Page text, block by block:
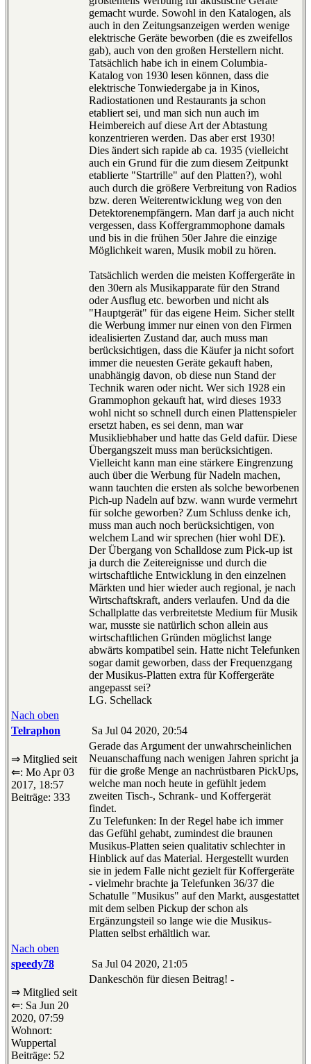
gemacht wurde. Sowohl in den Katalogen, als
auch in den Zeitungsanzeigen werden wenige
elektrische Geräte beworben (die es zweifellos
gab), auch von den großen Herstellern nicht.
Tatsächlich habe ich in einem Columbia-
Katalog von 1930 lesen können, dass die
elektrische Tonwiedergabe ja in Kinos,
Radiostationen und Restaurants ja schon
etabliert sei, und man sich nun auch im
Heimbereich auf diese Art der Abtastung
konzentrieren werden. Das aber erst 1930!
Dies ändert sich rapide ab ca. 1935 (vielleicht
auch ein Grund für die zum diesem Zeitpunkt
etablierte "Startrille" auf den Platten?), wohl
auch durch die größere Verbreitung von Radios
bzw. deren Weiterentwicklung weg von den
Detektorenempfängern. Man darf ja auch nicht
vergessen, dass Koffergrammophone damals
und bis in die frühen 50er Jahre die einzige
Möglichkeit waren, Musik mobil zu hören.
Tatsächlich werden die meisten Koffergeräte in
den 30ern als Musikapparate für den Strand
oder Ausflug etc. beworben und nicht als
"Hauptgerät" für das eigene Heim. Sicher stellt
die Werbung immer nur einen von den Firmen
idealisierten Zustand dar, auch muss man
berücksichtigen, dass die Käufer ja nicht sofort
immer die neuesten Geräte gekauft haben,
unabhängig davon, ob diese nun Stand der
Technik waren oder nicht. Wer sich 1928 ein
Grammophon gekauft hat, wird dieses 1933
wohl nicht so schnell durch einen Plattenspieler
ersetzt haben, es sei denn, man war
Musikliebhaber und hatte das Geld dafür. Diese
Übergangszeit muss man berücksichtigen.
Vielleicht kann man eine stärkere Eingrenzung
auch über die Werbung für Nadeln machen,
wann tauchten die ersten als solche beworbenen
Pich-up Nadeln auf bzw. wann wurde vermehrt
für solche geworben? Zum Schluss denke ich,
muss man auch noch berücksichtigen, von
welchem Land wir sprechen (hier wohl DE).
Der Übergang von Schalldose zum Pick-up ist
ja durch die Zeitereignisse und durch die
wirtschaftliche Entwicklung in den einzelnen
Märkten und hier wieder auch regional, je nach
Wirtschaftskraft, anders verlaufen. Und da die
Schallplatte das verbreitetste Medium für Musik
war, musste sie natürlich schon allein aus
wirtschaftlichen Gründen möglichst lange
abwärts kompatibel sein. Hatte nicht Telefunken
sogar damit geworben, dass der Frequenzgang
der Musikus-Platten extra für Koffergeräte
angepasst sei?
LG. Schellack
Nach oben
Telraphon
Sa Jul 04 2020, 20:54
⇒ Mitglied seit
⇐: Mo Apr 03
2017, 18:57
Beiträge: 333
Gerade das Argument der unwahrscheinlichen
Neuanschaffung nach wenigen Jahren spricht ja
für die große Menge an nachrüstbaren PickUps,
welche man noch heute in gefühlt jedem
zweiten Tisch-, Schrank- und Koffergerät
findet.
Zu Telefunken: In der Regel habe ich immer
das Gefühl gehabt, zumindest die braunen
Musikus-Platten seien qualitativ schlechter in
Hinblick auf das Material. Hergestellt wurden
sie in jedem Falle nicht gezielt für Koffergeräte
- vielmehr brachte ja Telefunken 36/37 die
Schatulle "Musikus" auf den Markt, ausgestattet
mit dem selben Pickup der schon als
Ergänzungsteil so lange wie die Musikus-
Platten selbst erhältlich war.
Nach oben
speedy78
Sa Jul 04 2020, 21:05
⇒ Mitglied seit
⇐: Sa Jun 20
2020, 07:59
Wohnort:
Wuppertal
Beiträge: 52
Dankeschön für diesen Beitrag! -